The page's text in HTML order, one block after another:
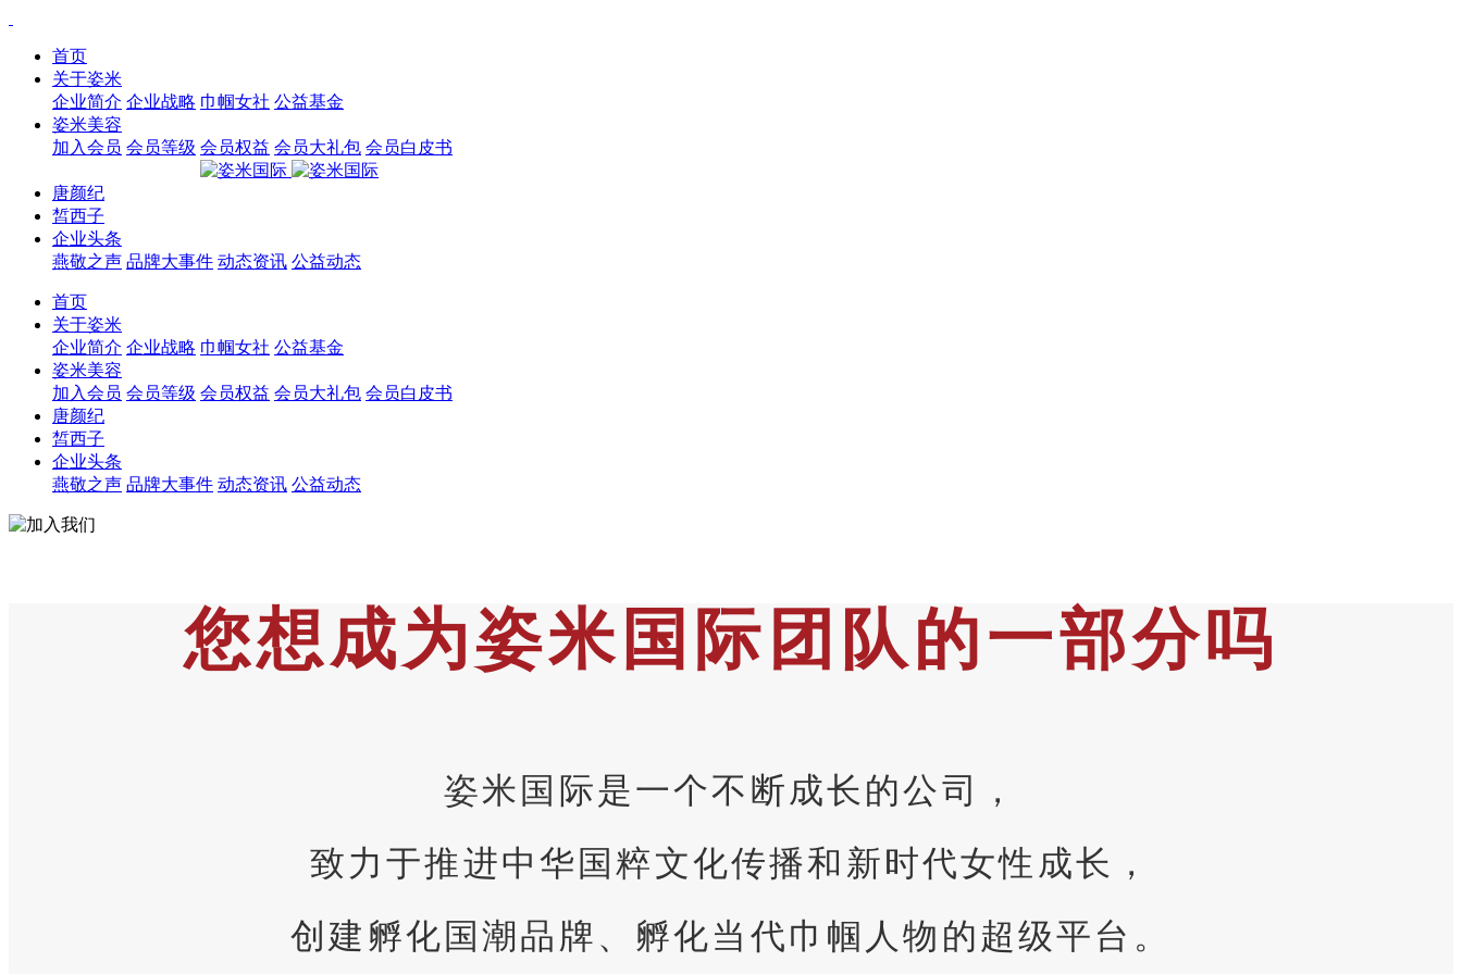
首页
关于姿米
企业简介 企业战略 巾帼女社 公益基金
姿米美容
加入会员 会员等级 会员权益 会员大礼包 会员白皮书
唐颜纪
皙西子
企业头条
燕敬之声 品牌大事件 动态资讯 公益动态
首页
关于姿米
企业简介 企业战略 巾帼女社 公益基金
姿米美容
加入会员 会员等级 会员权益 会员大礼包 会员白皮书
唐颜纪
皙西子
企业头条
燕敬之声 品牌大事件 动态资讯 公益动态
您想成为姿米国际团队的一部分吗
姿米国际是一个不断成长的公司，
致力于推进中华国粹文化传播和新时代女性成长，
创建孵化国潮品牌、孵化当代巾帼人物的超级平台。